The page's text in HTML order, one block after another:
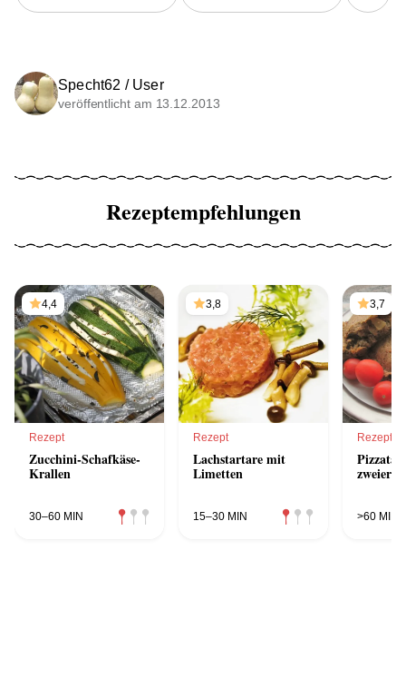
Specht62 / User
veröffentlicht am 13.12.2013
Rezeptempfehlungen
4,4
Rezept
Zucchini-Schafkäse-
Krallen
30–60 MIN
3,8
Rezept
Lachstartare mit
Limetten
15–30 MIN
3,7
Rezept
>60 MIN